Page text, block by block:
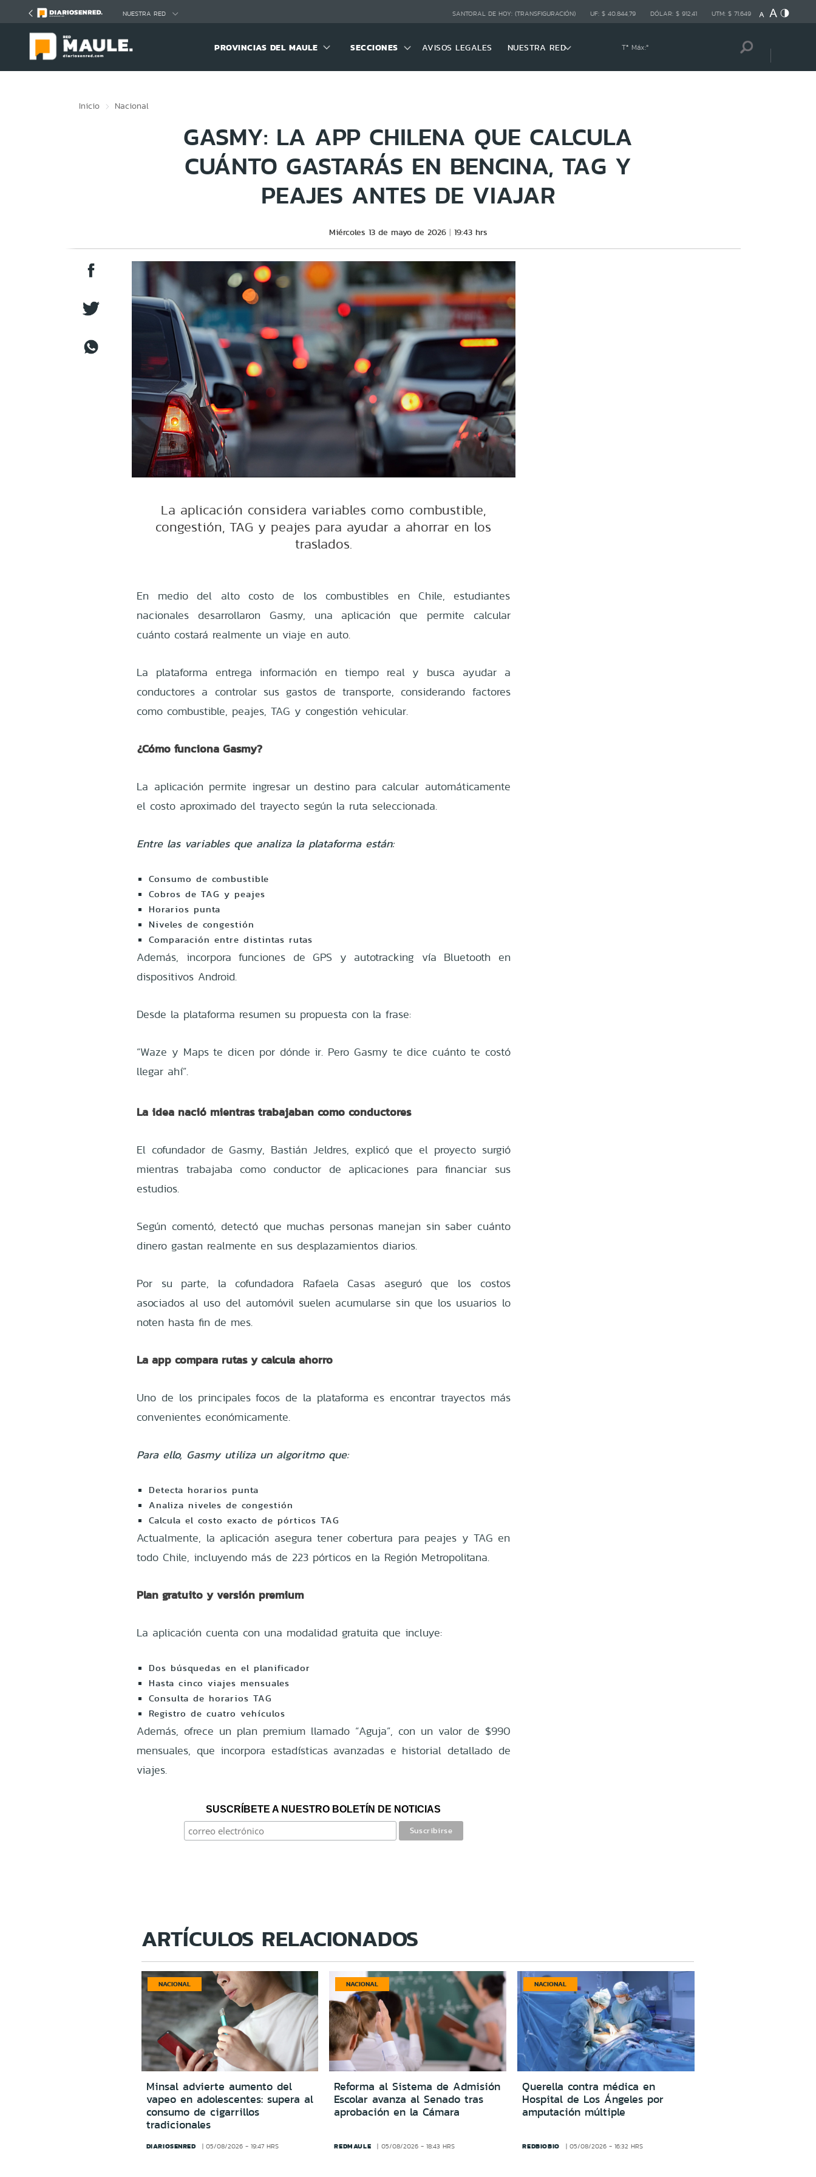
NUESTRA RED SANTORAL DE HOY: (TRANSFIGURACIÓN) UF: $ 40.844,79 DÓLAR: $ 912,41 UTM: $ 71.649
PROVINCIAS DEL MAULE SECCIONES AVISOS LEGALES NUESTRA RED Tª Máx:º
Inicio Nacional
GASMY: LA APP CHILENA QUE CALCULA
CUÁNTO GASTARÁS EN BENCINA, TAG Y
PEAJES ANTES DE VIAJAR
Miércoles 13 de mayo de 2026 19:43 hrs
La aplicación considera variables como combustible,
congestión, TAG y peajes para ayudar a ahorrar en los
traslados.
En medio del alto costo de los combustibles en Chile, estudiantes
nacionales desarrollaron Gasmy, una aplicación que permite calcular
cuánto costará realmente un viaje en auto.
La plataforma entrega información en tiempo real y busca ayudar a
conductores a controlar sus gastos de transporte, considerando factores
como combustible, peajes, TAG y congestión vehicular.
¿Cómo funciona Gasmy?
La aplicación permite ingresar un destino para calcular automáticamente
el costo aproximado del trayecto según la ruta seleccionada.
Entre las variables que analiza la plataforma están:
Consumo de combustible
Cobros de TAG y peajes
Horarios punta
Niveles de congestión
Comparación entre distintas rutas
Además, incorpora funciones de GPS y autotracking vía Bluetooth en
dispositivos Android.
Desde la plataforma resumen su propuesta con la frase:
“Waze y Maps te dicen por dónde ir. Pero Gasmy te dice cuánto te costó
llegar ahí”.
La idea nació mientras trabajaban como conductores
El cofundador de Gasmy, Bastián Jeldres, explicó que el proyecto surgió
mientras trabajaba como conductor de aplicaciones para financiar sus
estudios.
Según comentó, detectó que muchas personas manejan sin saber cuánto
dinero gastan realmente en sus desplazamientos diarios.
Por su parte, la cofundadora Rafaela Casas aseguró que los costos
asociados al uso del automóvil suelen acumularse sin que los usuarios lo
noten hasta fin de mes.
La app compara rutas y calcula ahorro
Uno de los principales focos de la plataforma es encontrar trayectos más
convenientes económicamente.
Para ello, Gasmy utiliza un algoritmo que:
Detecta horarios punta
Analiza niveles de congestión
Calcula el costo exacto de pórticos TAG
Actualmente, la aplicación asegura tener cobertura para peajes y TAG en
todo Chile, incluyendo más de 223 pórticos en la Región Metropolitana.
Plan gratuito y versión premium
La aplicación cuenta con una modalidad gratuita que incluye:
Dos búsquedas en el planificador
Hasta cinco viajes mensuales
Consulta de horarios TAG
Registro de cuatro vehículos
Además, ofrece un plan premium llamado “Aguja”, con un valor de $990
mensuales, que incorpora estadísticas avanzadas e historial detallado de
viajes.
SUSCRÍBETE A NUESTRO BOLETÍN DE NOTICIAS
ARTÍCULOS RELACIONADOS
NACIONAL
Minsal advierte aumento del
vapeo en adolescentes: supera al
consumo de cigarrillos
tradicionales
DIARIOSENRED 05/08/2026 - 19:47 HRS
NACIONAL
Reforma al Sistema de Admisión
Escolar avanza al Senado tras
aprobación en la Cámara
REDMAULE 05/08/2026 - 18:43 HRS
NACIONAL
Querella contra médica en
Hospital de Los Ángeles por
amputación múltiple
REDBIOBIO 05/08/2026 - 16:32 HRS